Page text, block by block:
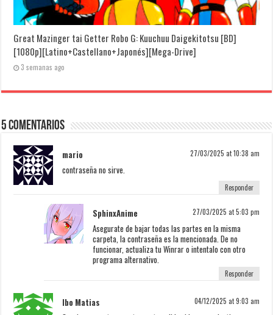
Great Mazinger tai Getter Robo G: Kuuchuu Daigekitotsu [BD]
[1080p][Latino+Castellano+Japonés][Mega-Drive]
3 semanas ago
5 Comentarios
mario 27/03/2025 at 10:38 am
contraseña no sirve.
Responder
SphinxAnime 27/03/2025 at 5:03 pm
Asegurate de bajar todas las partes en la misma
carpeta, la contraseña es la mencionada. De no
funcionar, actualiza tu Winrar o intentalo con otro
programa alternativo.
Responder
Ibo Matias 04/12/2025 at 9:03 am